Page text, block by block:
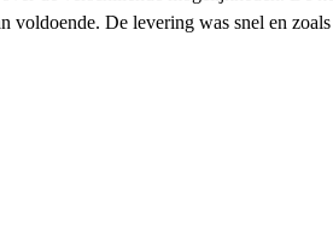
voldoende. De levering was snel en